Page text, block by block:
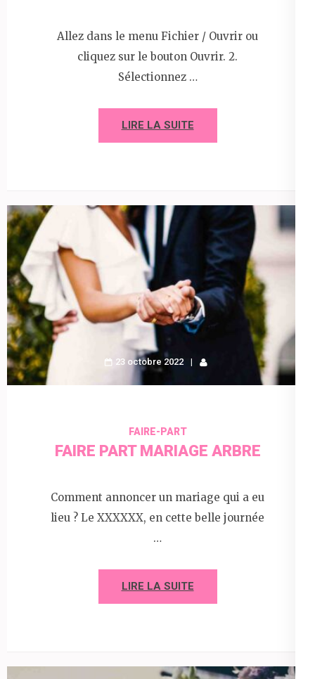
Allez dans le menu Fichier / Ouvrir ou
cliquez sur le bouton Ouvrir. 2.
Sélectionnez …
LIRE LA SUITE
23 octobre 2022
FAIRE-PART
FAIRE PART MARIAGE ARBRE
Comment annoncer un mariage qui a eu
lieu ? Le XXXXXX, en cette belle journée
…
LIRE LA SUITE